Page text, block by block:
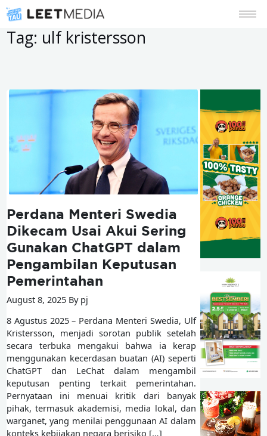
Tag: ulf kristersson
Perdana Menteri Swedia
Dikecam Usai Akui Sering
Gunakan ChatGPT dalam
Pengambilan Keputusan
Pemerintahan
August 8, 2025 By pj
8 Agustus 2025 – Perdana Menteri Swedia, Ulf
Kristersson, menjadi sorotan publik setelah
secara terbuka mengakui bahwa ia kerap
menggunakan kecerdasan buatan (AI) seperti
ChatGPT dan LeChat dalam mengambil
keputusan penting terkait pemerintahan.
Pernyataan ini menuai kritik dari banyak
pihak, termasuk akademisi, media lokal, dan
warganet, yang menilai penggunaan AI dalam
konteks kebijakan negara berisiko […]